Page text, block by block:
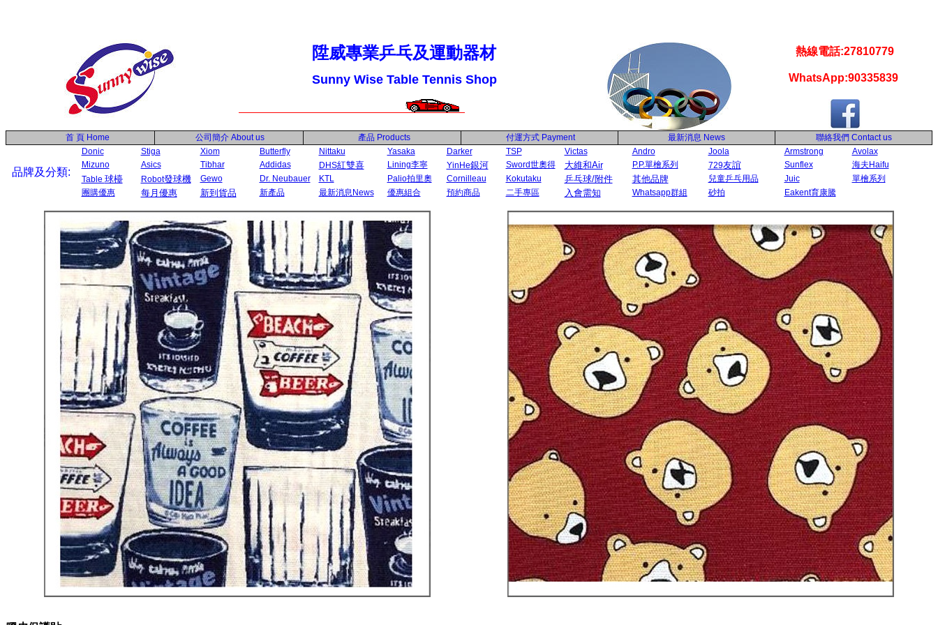
陞威專業乒乓及運動器材
Sunny Wise Table Tennis Shop
熱線電話:27810779
WhatsApp:90335839
首 頁 Home 公司簡介 About us 產品 Products 付運方式 Payment 最新消息 News 聯絡我們 Contact us
品牌及分類:
Donic Stiga Xiom Butterfly Nittaku Yasaka Darker TSP Victas Andro Joola Armstrong
Avolax
Mizuno
Asics Tibhar Addidas DHS紅雙喜 Lining李寧 YinHe銀河 Sword世奧得 大維和Air P.P.單檜系列 729友誼 Sunflex
海夫Haifu
Table 球檯 Robot發球機 Gewo Dr. Neubauer KTL Palio拍里奧 Cornilleau Kokutaku 乒乓球/附件 其他品牌 兒童乒乓用品 Juic
單檜系列
團購優惠
每月優惠 新到貨品 新產品 最新消息News 優惠組合 預約商品 二手專區 入會需知 Whatsapp群組 砂拍 Eakent育康騰